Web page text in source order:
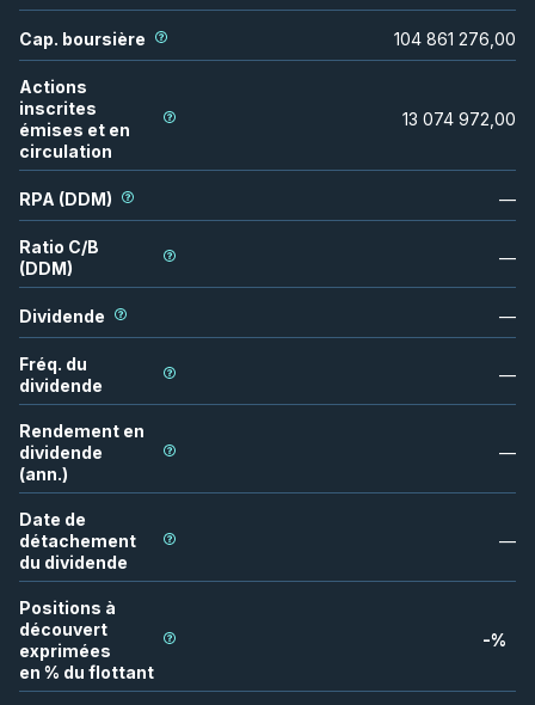
Cap. boursière 104 861 276,00
Actions
inscrites
émises et en
circulation
13 074 972,00
RPA (DDM) —
Ratio C/B
(DDM)
—
Dividende —
Fréq. du
dividende
—
Rendement en
dividende
(ann.)
—
Date de
détachement
du dividende
—
Positions à
découvert
exprimées
en % du flottant
-%